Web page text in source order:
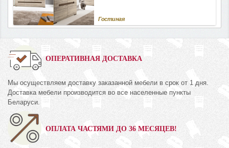
Гостиная
ОПЕРАТИВНАЯ ДОСТАВКА
Мы осуществляем доставку заказанной мебели в срок от 1 дня.
Доставка мебели производится во все населенные пункты
Беларуси.
ОПЛАТА ЧАСТЯМИ ДО 36 МЕСЯЦЕВ!